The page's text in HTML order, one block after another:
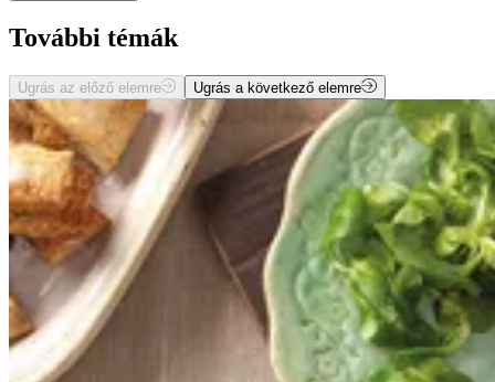
További témák
Ugrás az előző elemre Ugrás a következő elemre